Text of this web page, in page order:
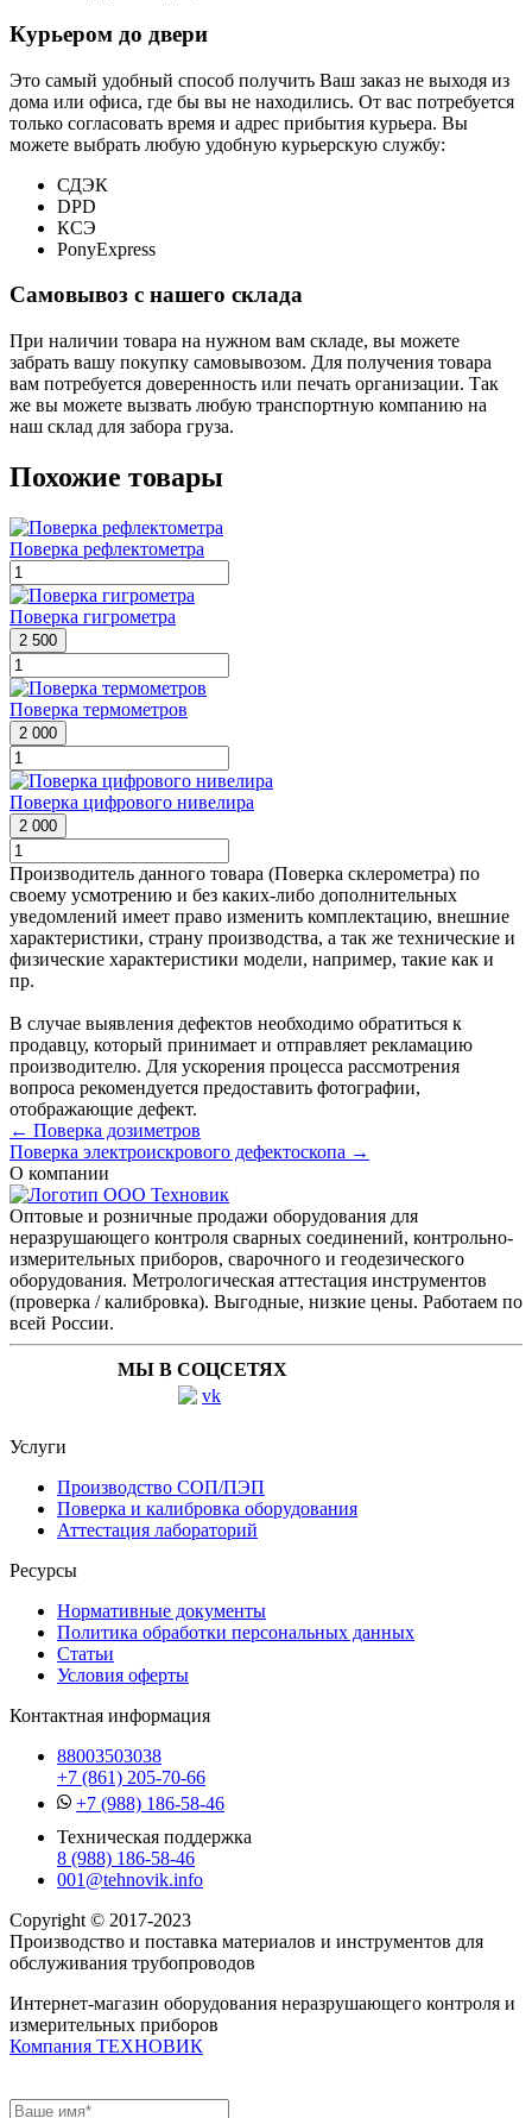
Курьером до двери
Это самый удобный способ получить Ваш заказ не выходя из
дома или офиса, где бы вы не находились. От вас потребуется
только согласовать время и адрес прибытия курьера. Вы
можете выбрать любую удобную курьерскую службу:
СДЭК
DPD
КСЭ
PonyExpress
Самовывоз с нашего склада
При наличии товара на нужном вам складе, вы можете
забрать вашу покупку самовывозом. Для получения товара
вам потребуется доверенность или печать организации. Так
же вы можете вызвать любую транспортную компанию на
наш склад для забора груза.
Похожие товары
Поверка рефлектометра
Поверка гигрометра
2 500
Поверка термометров
2 000
Поверка цифрового нивелира
2 000
Производитель данного товара (Поверка склерометра) по
своему усмотрению и без каких-либо дополнительных
уведомлений имеет право изменить комплектацию, внешние
характеристики, страну производства, а так же технические и
физические характеристики модели, например, такие как и
пр.
В случае выявления дефектов необходимо обратиться к
продавцу, который принимает и отправляет рекламацию
производителю. Для ускорения процесса рассмотрения
вопроса рекомендуется предоставить фотографии,
отображающие дефект.
← Поверка дозиметров
Поверка электроискрового дефектоскопа →
О компании
Оптовые и розничные продажи оборудования для
неразрушающего контроля сварных соединений, контрольно-
измерительных приборов, сварочного и геодезического
оборудования. Метрологическая аттестация инструментов
(проверка / калибровка). Выгодные, низкие цены. Работаем по
всей России.
МЫ В СОЦСЕТЯХ
Услуги
Производство СОП/ПЭП
Поверка и калибровка оборудования
Аттестация лабораторий
Ресурсы
Нормативные документы
Политика обработки персональных данных
Статьи
Условия оферты
Контактная информация
88003503038
+7 (861) 205-70-66
+7 (988) 186-58-46
Техническая поддержка
8 (988) 186-58-46
001@tehnovik.info
Copyright © 2017-2023
Производство и поставка материалов и инструментов для
обслуживания трубопроводов
Интернет-магазин оборудования неразрушающего контроля и
измерительных приборов
Компания ТЕХНОВИК